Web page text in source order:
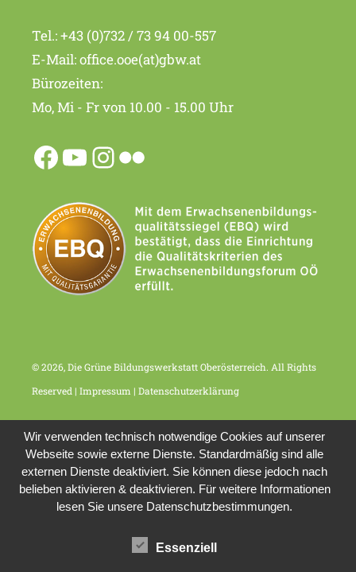
Tel.:+43 (0)732 / 73 94 00-557
E-Mail:office.ooe(at)gbw.at
Bürozeiten:
Mo, Mi - Fr von 10.00 - 15.00 Uhr
© 2026, Die Grüne Bildungswerkstatt Oberösterreich. All Rights
Reserved |Impressum |Datenschutzerklärung
Wir verwenden technisch notwendige Cookies auf unserer
Webseite sowie externe Dienste. Standardmäßig sind alle
externen Dienste deaktiviert. Sie können diese jedoch nach
belieben aktivieren & deaktivieren. Für weitere Informationen
lesen Sie unsere Datenschutzbestimmungen.
Essenziell